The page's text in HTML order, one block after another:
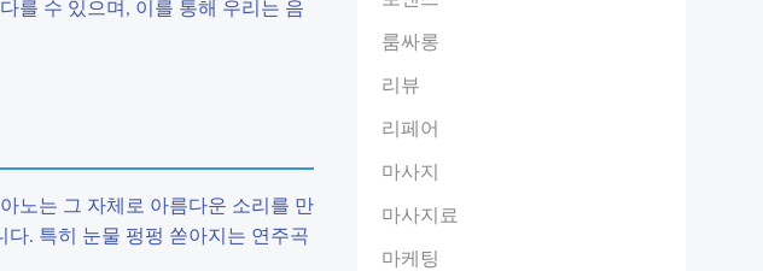
를 수 있으며, 이를 통해 우리는 음
노는 그 자체로 아름다운 소리를 만
. 특히 눈물 펑펑 쏟아지는 연주곡
룸싸롱
리뷰
리페어
마사지
마사지료
마케팅